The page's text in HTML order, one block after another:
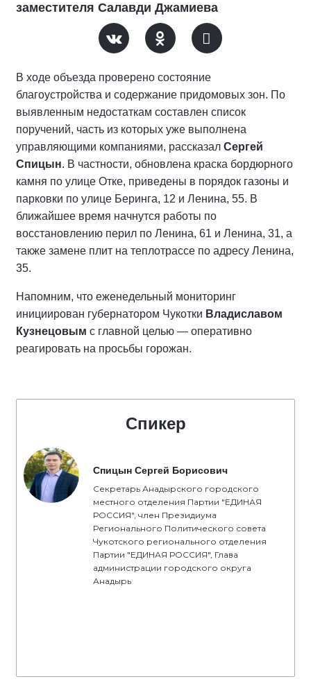
заместителя Салавди Джамиева
В ходе объезда проверено состояние
благоустройства и содержание придомовых зон. По
выявленным недостаткам составлен список
поручений, часть из которых уже выполнена
управляющими компаниями, рассказал Сергей
Спицын. В частности, обновлена краска бордюрного
камня по улице Отке, приведены в порядок газоны и
парковки по улице Беринга, 12 и Ленина, 55. В
ближайшее время начнутся работы по
восстановлению перил по Ленина, 61 и Ленина, 31, а
также замене плит на теплотрассе по адресу Ленина,
35.
Напомним, что еженедельный мониторинг
инициирован губернатором Чукотки Владиславом
Кузнецовым с главной целью — оперативно
реагировать на просьбы горожан.
Спикер
Спицын Сергей Борисович
Секретарь Анадырского городского
местного отделения Партии "ЕДИНАЯ
РОССИЯ", член Президиума
Регионального Политического совета
Чукотского регионального отделения
Партии "ЕДИНАЯ РОССИЯ", Глава
администрации городского округа
Анадырь